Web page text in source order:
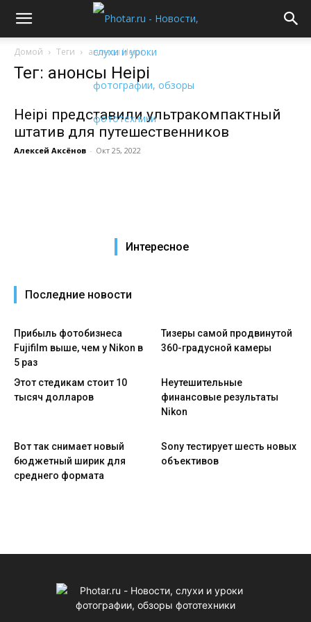
Домой Теги анонсы Heipi
Тег: анонсы Heipi
Heipi представили ультракомпактный
штатив для путешественников
Алексей Аксёнов - Окт 25, 2022
Интересное
Последние новости
Прибыль фотобизнеса
Fujifilm выше, чем у Nikon в
5 раз
Тизеры самой продвинутой
360-градусной камеры
Этот стедикам стоит 10
тысяч долларов
Неутешительные
финансовые результаты
Nikon
Вот так снимает новый
бюджетный ширик для
среднего формата
Sony тестирует шесть новых
объективов